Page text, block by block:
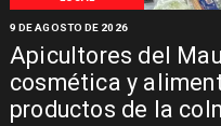
Apicultores del
cosmética y
productos de la
9 DE AGOSTO DE 2026